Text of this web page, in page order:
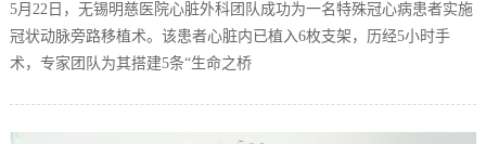
5月22日，无锡明慈医院心脏外科团队成功为一名特殊冠心病患者实施
冠状动脉旁路移植术。该患者心脏内已植入6枚支架，历经5小时手
术，专家团队为其搭建5条“生命之桥